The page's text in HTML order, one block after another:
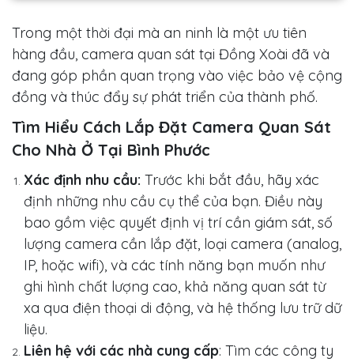
Trong một thời đại mà an ninh là một ưu tiên
hàng đầu, camera quan sát tại Đồng Xoài đã và
đang góp phần quan trọng vào việc bảo vệ cộng
đồng và thúc đẩy sự phát triển của thành phố.
Tìm Hiểu Cách Lắp Đặt Camera Quan Sát
Cho Nhà Ở Tại Bình Phước
Xác định nhu cầu: Trước khi bắt đầu, hãy xác
định những nhu cầu cụ thể của bạn. Điều này
bao gồm việc quyết định vị trí cần giám sát, số
lượng camera cần lắp đặt, loại camera (analog,
IP, hoặc wifi), và các tính năng bạn muốn như
ghi hình chất lượng cao, khả năng quan sát từ
xa qua điện thoại di động, và hệ thống lưu trữ dữ
liệu.
Liên hệ với các nhà cung cấp: Tìm các công ty